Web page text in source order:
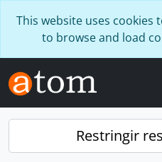
This website uses cookies
to browse and load
Restringir